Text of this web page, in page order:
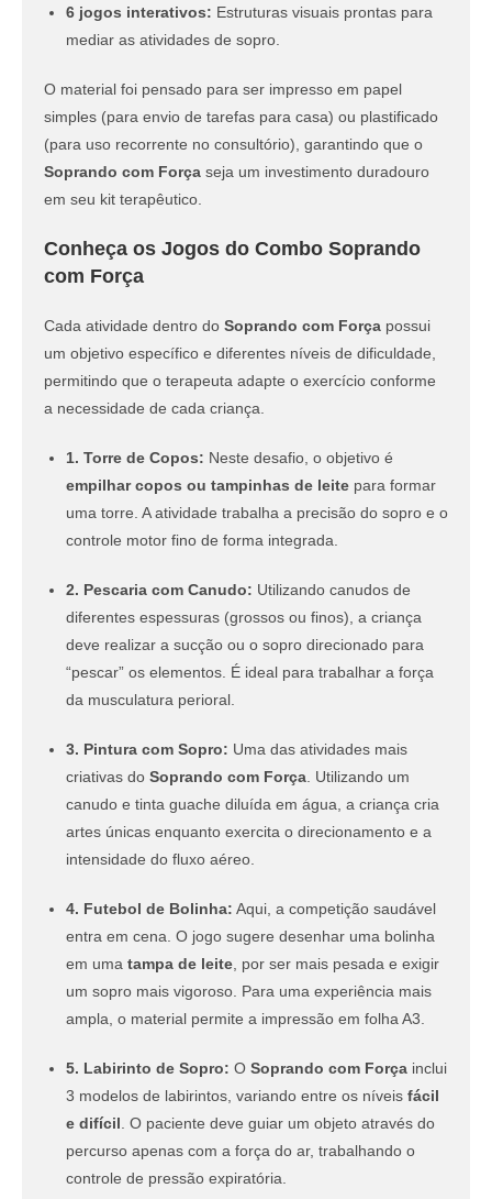
6 jogos interativos: Estruturas visuais prontas para
mediar as atividades de sopro.
O material foi pensado para ser impresso em papel
simples (para envio de tarefas para casa) ou plastificado
(para uso recorrente no consultório), garantindo que o
Soprando com Força seja um investimento duradouro
em seu kit terapêutico.
Conheça os Jogos do Combo Soprando
com Força
Cada atividade dentro do Soprando com Força possui
um objetivo específico e diferentes níveis de dificuldade,
permitindo que o terapeuta adapte o exercício conforme
a necessidade de cada criança.
1. Torre de Copos: Neste desafio, o objetivo é
empilhar copos ou tampinhas de leite para formar
uma torre. A atividade trabalha a precisão do sopro e o
controle motor fino de forma integrada.
2. Pescaria com Canudo: Utilizando canudos de
diferentes espessuras (grossos ou finos), a criança
deve realizar a sucção ou o sopro direcionado para
“pescar” os elementos. É ideal para trabalhar a força
da musculatura perioral.
3. Pintura com Sopro: Uma das atividades mais
criativas do Soprando com Força . Utilizando um
canudo e tinta guache diluída em água, a criança cria
artes únicas enquanto exercita o direcionamento e a
intensidade do fluxo aéreo.
4. Futebol de Bolinha: Aqui, a competição saudável
entra em cena. O jogo sugere desenhar uma bolinha
em uma tampa de leite , por ser mais pesada e exigir
um sopro mais vigoroso. Para uma experiência mais
ampla, o material permite a impressão em folha A3.
5. Labirinto de Sopro: O Soprando com Força inclui
3 modelos de labirintos, variando entre os níveis fácil
e difícil . O paciente deve guiar um objeto através do
percurso apenas com a força do ar, trabalhando o
controle de pressão expiratória.